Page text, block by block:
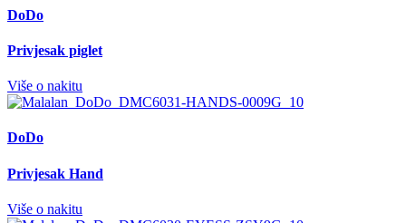
DoDo
Privjesak piglet
Više o nakitu
DoDo
Privjesak Hand
Više o nakitu